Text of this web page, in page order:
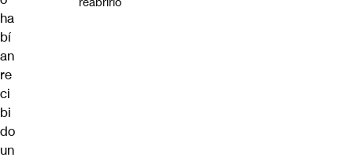
ha
bí
an
re
ci
bi
do
un